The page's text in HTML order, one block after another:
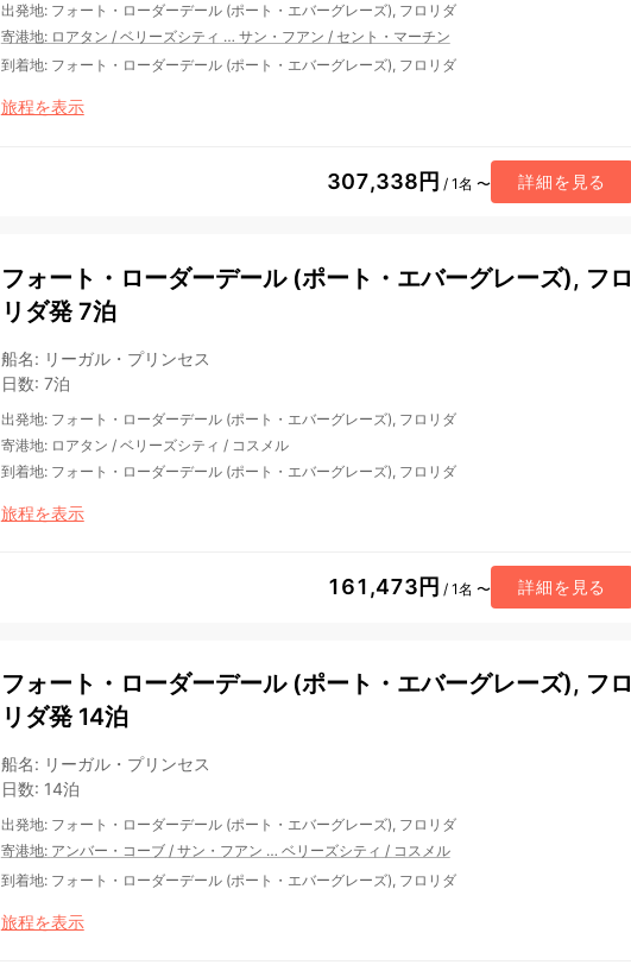
出発地: フォート・ローダーデール (ポート・エバーグレーズ), フロリダ
寄港地: ロアタン / ベリーズシティ … サン・フアン / セント・マーチン
到着地: フォート・ローダーデール (ポート・エバーグレーズ), フロリダ
旅程を表示
307,338円 / 1名 〜 詳細を見る
フォート・ローダーデール (ポート・エバーグレーズ), フロ
リダ発 7泊
船名: リーガル・プリンセス
日数: 7泊
出発地: フォート・ローダーデール (ポート・エバーグレーズ), フロリダ
寄港地: ロアタン / ベリーズシティ / コスメル
到着地: フォート・ローダーデール (ポート・エバーグレーズ), フロリダ
旅程を表示
161,473円 / 1名 〜 詳細を見る
フォート・ローダーデール (ポート・エバーグレーズ), フロ
リダ発 14泊
船名: リーガル・プリンセス
日数: 14泊
出発地: フォート・ローダーデール (ポート・エバーグレーズ), フロリダ
寄港地: アンバー・コーブ/ サン・フアン … ベリーズシティ / コスメル
到着地: フォート・ローダーデール (ポート・エバーグレーズ), フロリダ
旅程を表示